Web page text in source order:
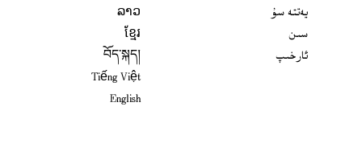
يەتتە سۇ
سىن
ئارخىپ
ລາວ
ខ្មែរ
བོད་སྐད།
Tiếng Việt
English